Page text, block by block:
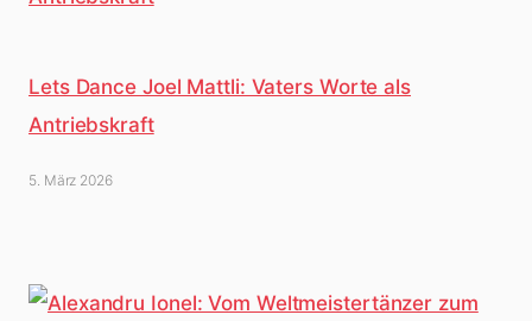
Lets Dance Joel Mattli: Vaters Worte als
Antriebskraft
5. März 2026